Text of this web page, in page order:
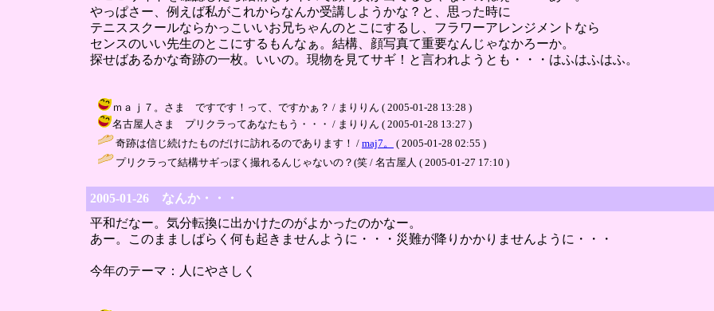
やっぱさー、例えば私がこれからなんか受講しようかな？と、思った時に
テニススクールならかっこいいお兄ちゃんのとこにするし、フラワーアレンジメントなら
センスのいい先生のとこにするもんなぁ。結構、顔写真て重要なんじゃなかろーか。
探せばあるかな奇跡の一枚。いいの。現物を見てサギ！と言われようとも・・・はふはふはふ。
ｍａｊ７。さま ですです！って、ですかぁ？ / まりりん ( 2005-01-28 13:28 )
名古屋人さま プリクラってあなたもう・・・ / まりりん ( 2005-01-28 13:27 )
奇跡は信じ続けたものだけに訪れるのであります！ / maj7。
( 2005-01-28 02:55 )
プリクラって結構サギっぽく撮れるんじゃないの？(笑 / 名古屋人 ( 2005-01-27 17:10 )
2005-01-26 なんか・・・
平和だなー。気分転換に出かけたのがよかったのかなー。
あー。このまましばらく何も起きませんように・・・災難が降りかかりませんように・・・
今年のテーマ：人にやさしく